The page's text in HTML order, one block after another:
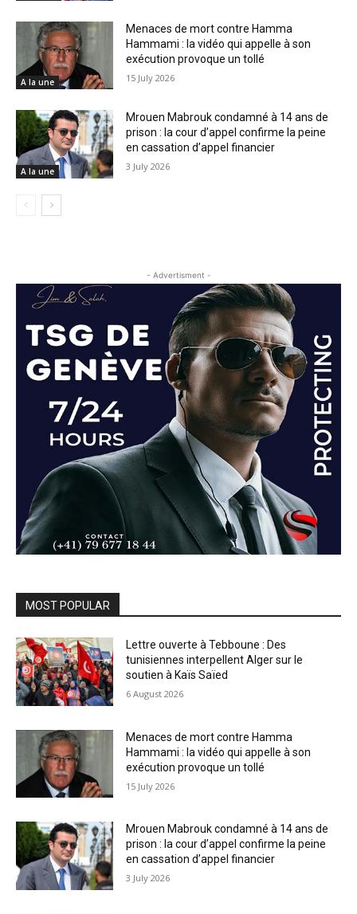
A la une
Menaces de mort contre Hamma
Hammami : la vidéo qui appelle à son
exécution provoque un tollé
15 July 2026
A la une
Mrouen Mabrouk condamné à 14 ans de
prison : la cour d’appel confirme la peine
en cassation d’appel financier
3 July 2026
- Advertisment -
MOST POPULAR
Lettre ouverte à Tebboune : Des
tunisiennes interpellent Alger sur le
soutien à Kaïs Saïed
6 August 2026
Menaces de mort contre Hamma
Hammami : la vidéo qui appelle à son
exécution provoque un tollé
15 July 2026
Mrouen Mabrouk condamné à 14 ans de
prison : la cour d’appel confirme la peine
en cassation d’appel financier
3 July 2026